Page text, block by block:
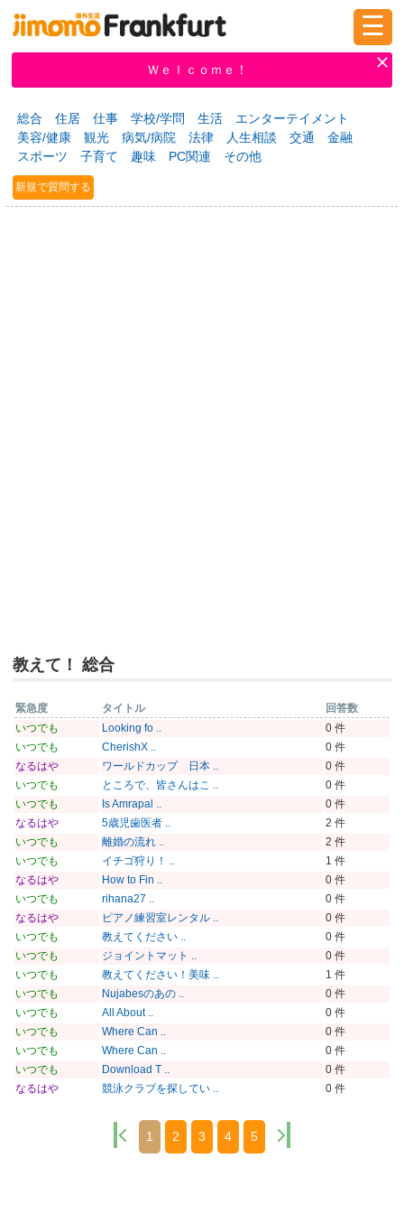
新規登録
掲示板 タウン情報 教えて！
ニュース イベント 求人
☰
Ｗｅｌｃｏｍｅ！
総合 住居 仕事 学校/学問 生活
エンターテイメント
美容/健康
観光 病気/病院 法律 人生相談 交通
金融
スポーツ
子育て 趣味 PC関連 その他
新規で質問する
教えて！ 総合
緊急度 タイトル
回答数
いつでも
Looking fo ..
0 件
いつでも
CherishX ..
0 件
なるはや
ワールドカップ 日本 ..
0 件
いつでも
ところで、皆さんはこ ..
0 件
いつでも
Is Amrapal ..
0 件
なるはや
5歳児歯医者 ..
2 件
いつでも
離婚の流れ ..
2 件
いつでも
イチゴ狩り！ ..
1 件
なるはや
How to Fin ..
0 件
いつでも
rihana27 ..
0 件
なるはや
ピアノ練習室レンタル ..
0 件
いつでも
教えてください ..
0 件
いつでも
ジョイントマット ..
0 件
いつでも
教えてください！美味 ..
1 件
いつでも
Nujabesのあの ..
0 件
いつでも
All About ..
0 件
いつでも
Where Can ..
0 件
いつでも
Where Can ..
0 件
いつでも
Download T ..
0 件
なるはや
競泳クラブを探してい .. 0 件
1 2 3 4 5